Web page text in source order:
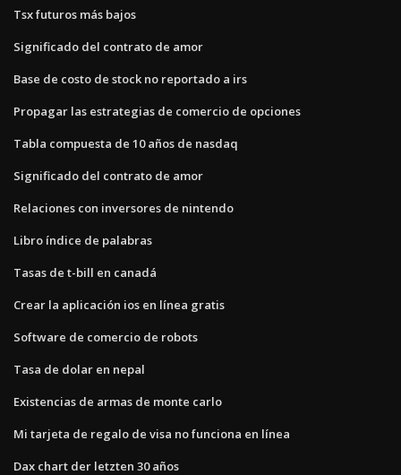
Tsx futuros más bajos
Significado del contrato de amor
Base de costo de stock no reportado a irs
Propagar las estrategias de comercio de opciones
Tabla compuesta de 10 años de nasdaq
Significado del contrato de amor
Relaciones con inversores de nintendo
Libro índice de palabras
Tasas de t-bill en canadá
Crear la aplicación ios en línea gratis
Software de comercio de robots
Tasa de dolar en nepal
Existencias de armas de monte carlo
Mi tarjeta de regalo de visa no funciona en línea
Dax chart der letzten 30 años